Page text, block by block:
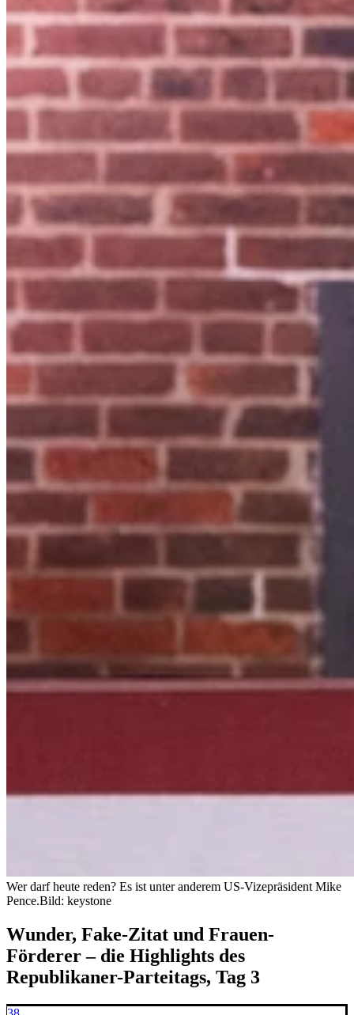
Wer darf heute reden? Es ist unter anderem US-Vizepräsident Mike
Pence.Bild: keystone
Wunder, Fake-Zitat und Frauen-
Förderer – die Highlights des
Republikaner-Parteitags, Tag 3